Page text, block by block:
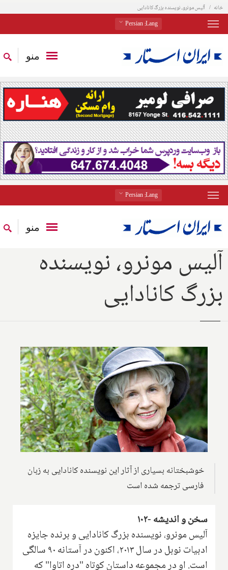
خانه آلیس مونرو، نویسنده بزرگ کانادایی
Lang
: Persian
منو
Lang
: Persian
منو
آلیس مونرو، نویسنده
بزرگ کانادایی
خوشبختانه بسیاری از آثار این نویسنده کانادایی به زبان
فارسی ترجمه شده است
سخن و اندیشه -۱۰۲
آلیس مونرو، نویسنده بزرگ کانادایی و برنده جایزه
ادبیات نوبل در سال ۲۰۱۳، اکنون در آستانه ۹۰ سالگی
است. او در مجموعه داستان کوتاه "دره اتاوا" که